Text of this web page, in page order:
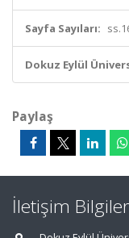
Sayfa Sayıları:
Dokuz Eylül
Paylaş
İletişim